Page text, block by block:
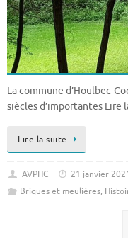
La commune d’Houlbec-
siècles d’importantes Lire
Lire la suite
AVPHC
21 janvier
Briques et meulières,